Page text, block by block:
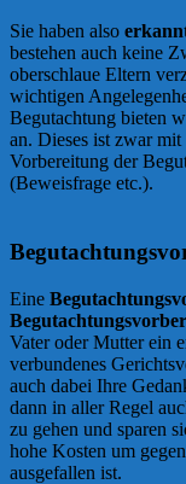
Sie haben also
bestehen auch keine
oberschlaue Eltern
wichtigen
Begutachtung bieten
an. Dieses ist zwar
Vorbereitung der
(Beweisfrage etc.).
Eine
Vater oder Mutter ein
verbundenes
auch dabei Ihre
dann in aller Regel
zu gehen und sparen
hohe Kosten um
ausgefallen ist.